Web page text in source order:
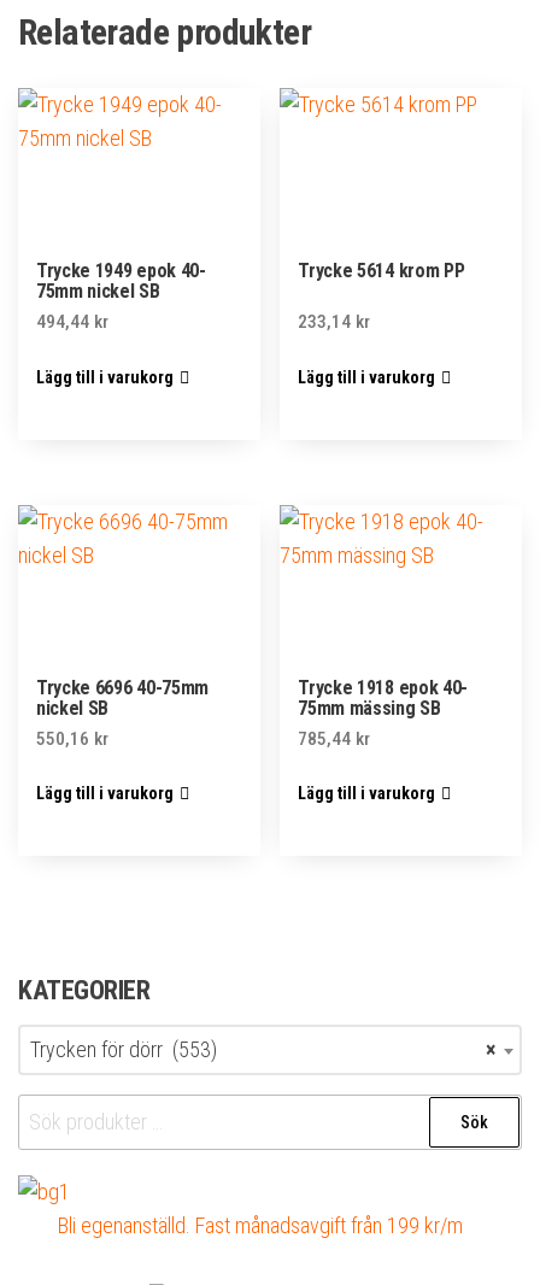
Relaterade produkter
Trycke 1949 epok 40-
75mm nickel SB
494,44 kr
Lägg till i varukorg
Trycke 5614 krom PP
233,14 kr
Lägg till i varukorg
Trycke 6696 40-75mm
nickel SB
550,16 kr
Lägg till i varukorg
Trycke 1918 epok 40-
75mm mässing SB
785,44 kr
Lägg till i varukorg
KATEGORIER
×
Trycken för dörr (553)
Sök
efter:
Sök
Bli egenanställd. Fast månadsavgift från 199 kr/m